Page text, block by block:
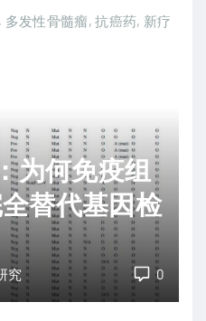
多发性骨髓瘤 抗癌药 新疗
为何免疫组
替代基因检
0
究